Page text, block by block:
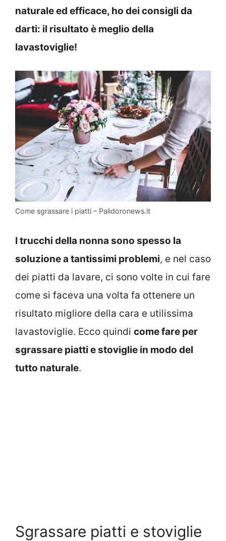
naturale ed efficace, ho dei consigli da
darti: il risultato è meglio della
lavastoviglie!
Come sgrassare i piatti – Palidoronews.it
I trucchi della nonna sono spesso la
soluzione a tantissimi problemi, e nel caso
dei piatti da lavare, ci sono volte in cui fare
come si faceva una volta fa ottenere un
risultato migliore della cara e utilissima
lavastoviglie. Ecco quindi come fare per
sgrassare piatti e stoviglie in modo del
tutto naturale.
Sgrassare piatti e stoviglie